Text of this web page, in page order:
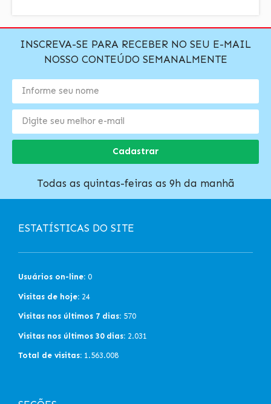
INSCREVA-SE PARA RECEBER NO SEU E-MAIL
NOSSO CONTEÚDO SEMANALMENTE
Cadastrar
Todas as quintas-feiras as 9h da manhã
ESTATÍSTICAS DO SITE
Usuários on-line: 0
Visitas de hoje: 24
Visitas nos últimos 7 dias: 570
Visitas nos últimos 30 dias: 2.031
Total de visitas: 1.563.008